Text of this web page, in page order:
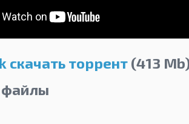
скачать торрент (413